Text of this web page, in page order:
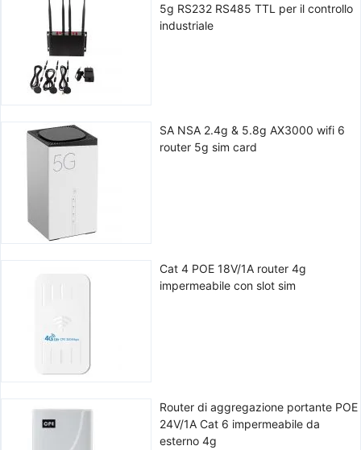
5g RS232 RS485 TTL per il controllo
industriale
SA NSA 2.4g & 5.8g AX3000 wifi 6
router 5g sim card
Cat 4 POE 18V/1A router 4g
impermeabile con slot sim
Router di aggregazione portante POE
24V/1A Cat 6 impermeabile da
esterno 4g